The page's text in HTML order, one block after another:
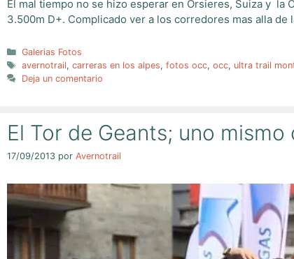
El mal tiempo no se hizo esperar en Orsieres, Suiza y la
3.500m D+. Complicado ver a los corredores mas alla
Categorías
Galerias Fotos
Etiquetas
avernotrail, carreras en los alpes, fotos occ, occ, ultra trail
Deja un comentario
El Tor de Geants; uno
17/09/2013 por Avernotrail